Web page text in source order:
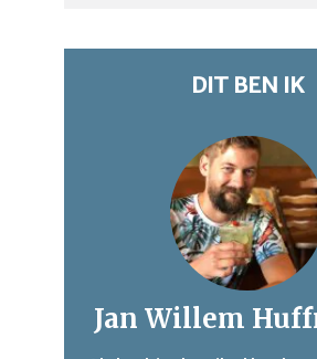
DIT BEN IK
Jan Willem